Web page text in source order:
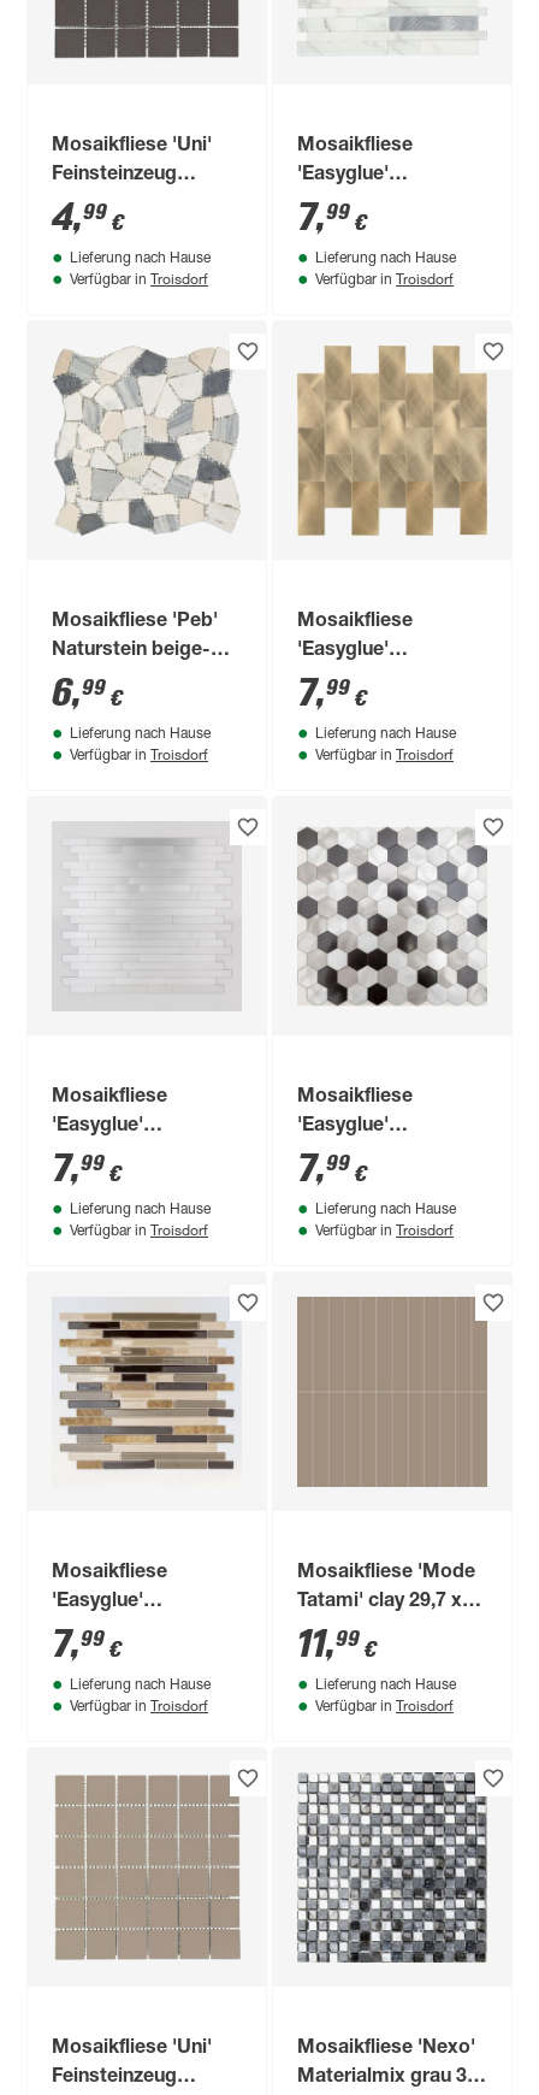
Mosaikfliese 'Uni'
Feinsteinzeug
schwarz 30 x 30 cm
4,99 €
Lieferung nach Hause
Verfügbar in Troisdorf
Mosaikfliese
'Easyglue'
selbstklebend
weiß/grau
Kunststoff 30,5 x
30,5 cm
7,99 €
Lieferung nach Hause
Verfügbar in Troisdorf
Mosaikfliese 'Peb'
Naturstein beige-
schwarz 29 x 29 cm
6,99 €
Lieferung nach Hause
Verfügbar in Troisdorf
Mosaikfliese
'Easyglue'
selbstklebend
kupfer Kunststoff
29,6 x 29,6 cm
7,99 €
Lieferung nach Hause
Verfügbar in Troisdorf
Mosaikfliese
'Easyglue'
selbstklebend
Aluminium
silberfarben 30 x
30,5 cm
7,99 €
Lieferung nach Hause
Verfügbar in Troisdorf
Mosaikfliese
'Easyglue'
selbstklebend
Aluminium
silberfarben 28 x 29
7,99 €
Lieferung nach Hause
Verfügbar in Troisdorf
Mosaikfliese
'Easyglue'
selbstklebend
Glas/Naturstein
beige matt, 30,5 x
30,5 cm
7,99 €
Lieferung nach Hause
Verfügbar in Troisdorf
Mosaikfliese 'Mode
Tatami' clay 29,7 x
29,7 x 0,7 cm
11,99 €
Lieferung nach Hause
Verfügbar in Troisdorf
Mosaikfliese 'Uni'
Feinsteinzeug
Mosaikfliese 'Nexo'
Materialmix grau 30